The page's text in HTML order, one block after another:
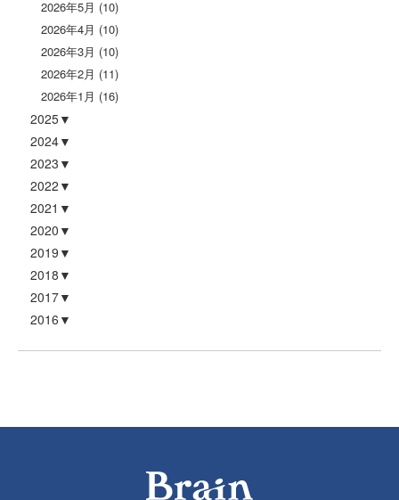
2026年5月 (10)
2026年4月 (10)
2026年3月 (10)
2026年2月 (11)
2026年1月 (16)
2025
2024
2023
2022
2021
2020
2019
2018
2017
2016